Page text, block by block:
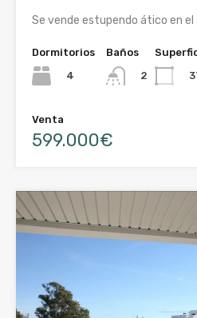
Se vende estupendo ático en el
Dormitorios
4
Baños
2
Venta
599.000€